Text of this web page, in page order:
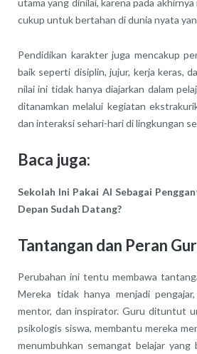
utama yang dinilai, karena pada
cukup untuk bertahan di dunia nyata
Pendidikan karakter juga mencakup
baik seperti disiplin, jujur, kerja keras,
nilai ini tidak hanya diajarkan dalam
ditanamkan melalui kegiatan
dan interaksi sehari-hari di lingkungan
Baca juga:
Sekolah Ini Pakai AI Sebagai
Depan Sudah Datang?
Tantangan dan Peran
Perubahan ini tentu membawa
Mereka tidak hanya menjadi
mentor, dan inspirator. Guru dituntut
psikologis siswa, membantu mereka
menumbuhkan semangat belajar yang